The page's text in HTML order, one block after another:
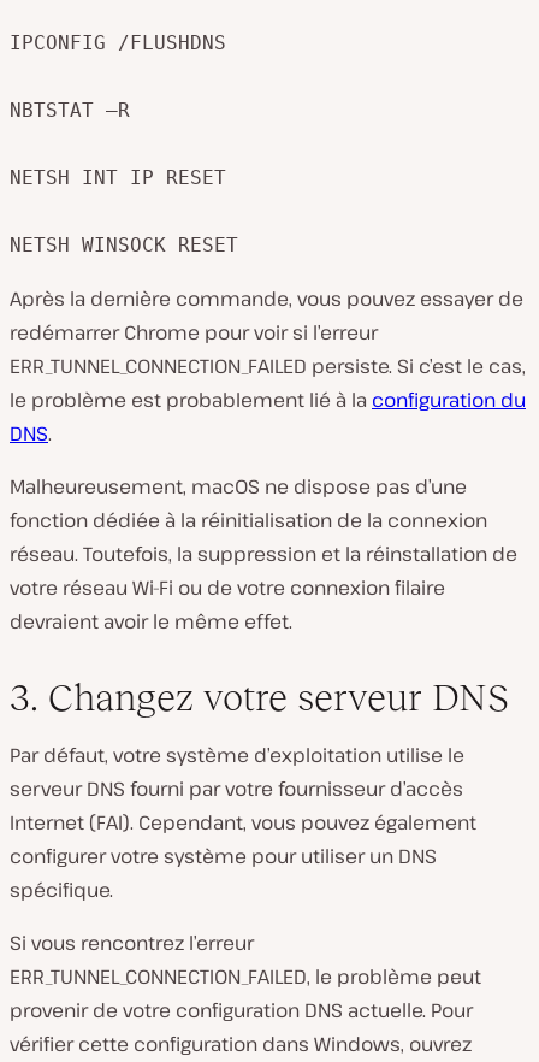
IPCONFIG /FLUSHDNS
NBTSTAT –R
NETSH INT IP RESET
NETSH WINSOCK RESET
Après la dernière commande, vous pouvez essayer de
redémarrer Chrome pour voir si l’erreur
ERR_TUNNEL_CONNECTION_FAILED persiste. Si c’est le cas,
le problème est probablement lié à la configuration du
DNS.
Malheureusement, macOS ne dispose pas d’une
fonction dédiée à la réinitialisation de la connexion
réseau. Toutefois, la suppression et la réinstallation de
votre réseau Wi-Fi ou de votre connexion filaire
devraient avoir le même effet.
3. Changez votre serveur DNS
Par défaut, votre système d’exploitation utilise le
serveur DNS fourni par votre fournisseur d’accès
Internet (FAI). Cependant, vous pouvez également
configurer votre système pour utiliser un DNS
spécifique.
Si vous rencontrez l’erreur
ERR_TUNNEL_CONNECTION_FAILED, le problème peut
provenir de votre configuration DNS actuelle. Pour
vérifier cette configuration dans Windows, ouvrez